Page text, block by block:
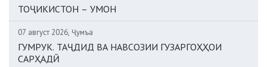
ТОҶИКИСТОН – УМОН
07 август 2026, Ҷумъа
ГУМРУК. ТАҶДИД ВА НАВСОЗИИ ГУЗАРГОҲҲОИ
САРҲАДӢ